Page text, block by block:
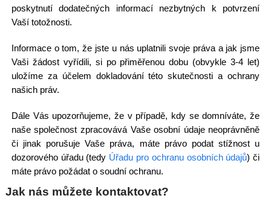
poskytnutí dodatečných informací nezbytných k potvrzení
Vaší totožnosti.
Informace o tom, že jste u nás uplatnili svoje práva a jak jsme
Vaši žádost vyřídili, si po přiměřenou dobu (obvykle 3-4 let)
uložíme za účelem dokladování této skutečnosti a ochrany
našich práv.
Dále Vás upozorňujeme, že v případě, kdy se domníváte, že
naše společnost zpracovává Vaše osobní údaje neoprávněně
či jinak porušuje Vaše práva, máte právo podat stížnost u
dozorového úřadu (tedy Úřadu pro ochranu osobních údajů) či
máte právo požádat o soudní ochranu.
Jak nás můžete kontaktovat?